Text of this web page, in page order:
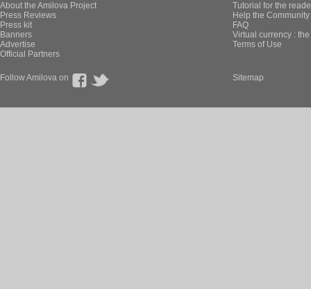
About the Amilova Project
Press Reviews
Press kit
Banners
Advertise
Official Partners
Tutorial for the
Help the
FAQ
Virtual currency :
Terms of Use
Follow Amilova on Sitemap